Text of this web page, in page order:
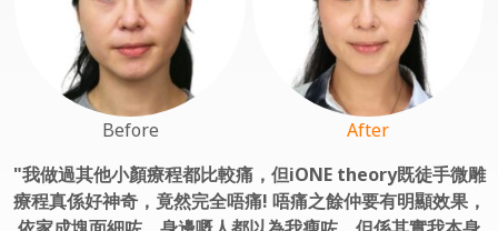
Before
After
我做過其他小顏療程都比較痛，但iONE theory既徒手微雕
療程真係好神奇，竟然完全唔痛! 唔痛之餘仲要有明顯效果，